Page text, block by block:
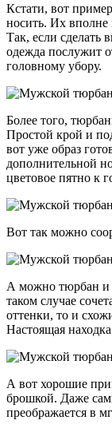
Кстати, вот
носить. Их вполне
Так, если сделать
одежда послужит
головному убору.
Более того,
Простой крой и
вот уже образ
дополнительной
цветовое пятно к
Вот так можно
А можно тюрбан и
таком случае
оттенки, то и
Настоящая
А вот хорошие
брошкой. Даже
преображается в